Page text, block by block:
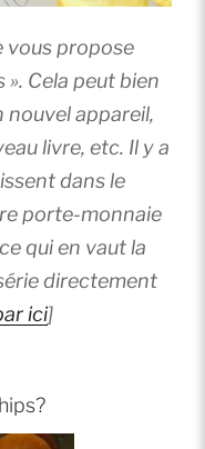
vous propose
». Cela peut bien
nouvel appareil,
livre, etc. Il y a
dans le
porte-monnaie
qui en vaut la
directement
ici]